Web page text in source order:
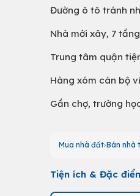
Đường ô tô tránh
Nhà mới xây, 7
Trung tâm quận
Hàng xóm cán bộ
Gần chợ, trường
Mua nhà đất Bán nhà
Tiện ích & Đặc